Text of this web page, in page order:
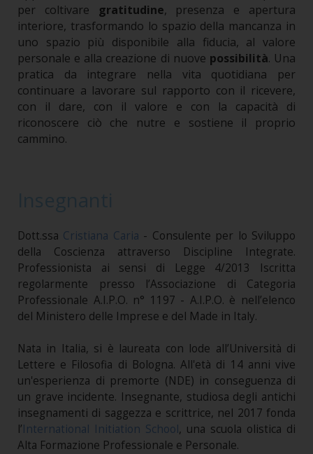
per coltivare gratitudine, presenza e apertura
interiore, trasformando lo spazio della mancanza in
uno spazio più disponibile alla fiducia, al valore
personale e alla creazione di nuove possibilità. Una
pratica da integrare nella vita quotidiana per
continuare a lavorare sul rapporto con il ricevere,
con il dare, con il valore e con la capacità di
riconoscere ciò che nutre e sostiene il proprio
cammino.
Dott.ssa Cristiana Caria - Consulente per lo Sviluppo
della Coscienza attraverso Discipline Integrate.
Professionista ai sensi di Legge 4/2013 Iscritta
regolarmente presso l’Associazione di Categoria
Professionale A.I.P.O. n° 1197 - A.I.P.O. è nell’elenco
del Ministero delle Imprese e del Made in Italy.
Nata in Italia, si è laureata con lode all’Università di
Lettere e Filosofia di Bologna. All'età di 14 anni vive
un'esperienza di premorte (NDE) in conseguenza di
un grave incidente. Insegnante, studiosa degli antichi
insegnamenti di saggezza e scrittrice, nel 2017 fonda
l’International Initiation School, una scuola olistica di
Alta Formazione Professionale e Personale.